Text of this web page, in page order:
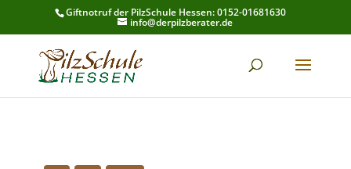
Giftnotruf der PilzSchule Hessen: 0152-01681630
info@derpilzberater.de